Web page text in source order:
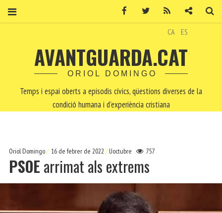
CA ES
AVANTGUARDA.CAT
ORIOL DOMINGO
Temps i espai oberts a episodis cívics, qüestions diverses de la
condició humana i d'experiència cristiana
Oriol Domingo 16 de febrer de 2022 Uoctubre 757
PSOE arrimat als extrems
Facebook Twitter Contacte